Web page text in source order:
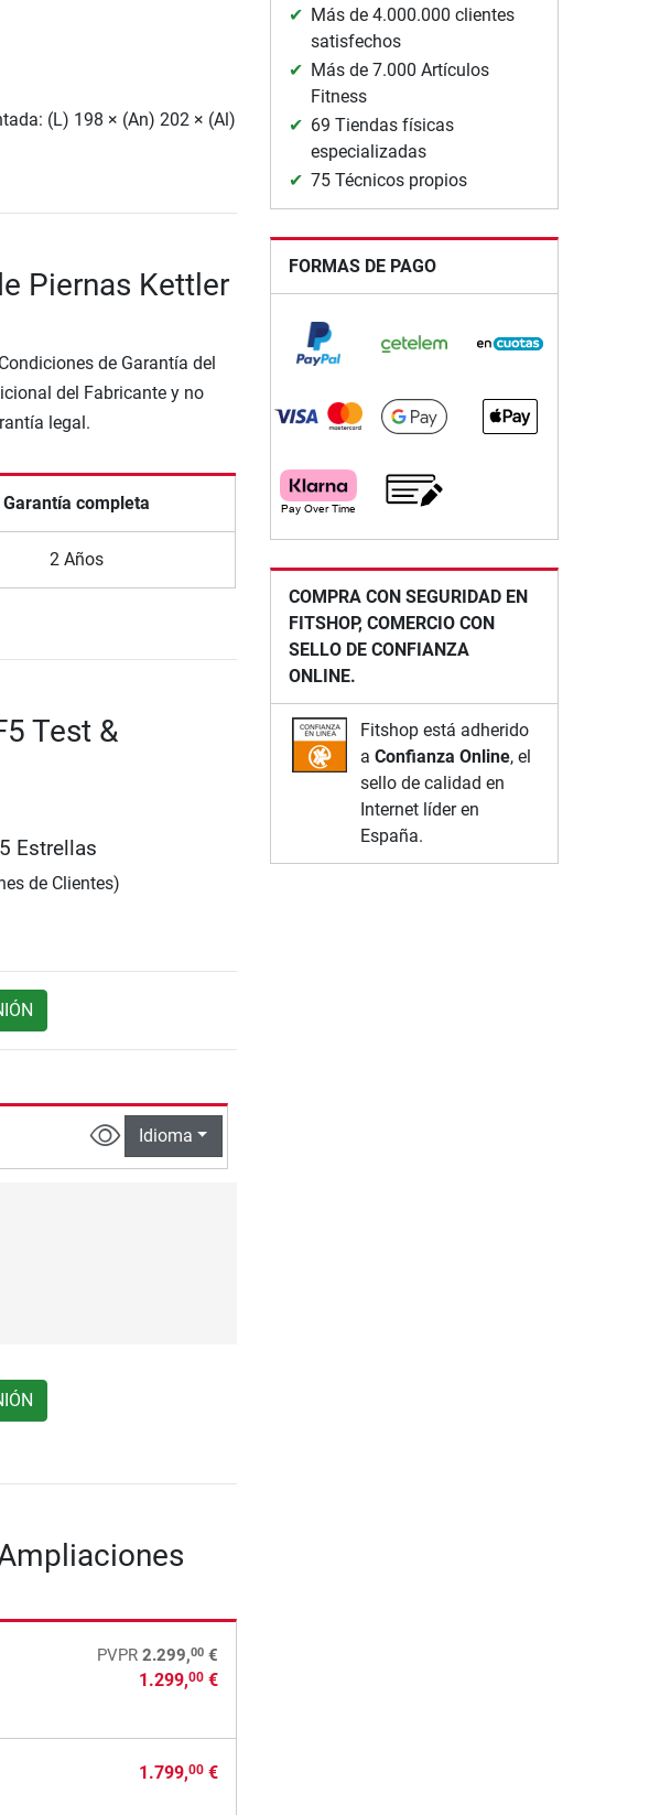
(L) 198 × (An) 202 × (Al)
Piernas Kettler
de Garantía del
del Fabricante y no
legal.
Garantía completa
2 Años
Test &
Estrellas
de Clientes)
Idioma
PVPR 2.299,00 €
1.299,00 €
1.799,00 €
Más de 4.000.000 clientes
satisfechos
Más de 7.000 Artículos
Fitness
69 Tiendas físicas
especializadas
75 Técnicos propios
FORMAS DE PAGO
COMPRA CON SEGURIDAD EN
FITSHOP, COMERCIO CON
SELLO DE CONFIANZA
ONLINE.
Fitshop está adherido
a Confianza Online, el
sello de calidad en
Internet líder en
España.